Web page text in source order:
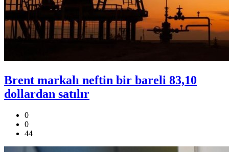
Brent markalı neftin bir bareli 83,10
dollardan satılır
0
0
44